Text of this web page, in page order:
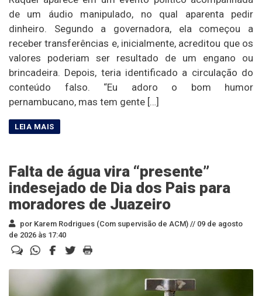
de um áudio manipulado, no qual aparenta pedir
dinheiro. Segundo a governadora, ela começou a
receber transferências e, inicialmente, acreditou que os
valores poderiam ser resultado de um engano ou
brincadeira. Depois, teria identificado a circulação do
conteúdo falso. “Eu adoro o bom humor
pernambucano, mas tem gente […]
Falta de água vira “presente”
indesejado de Dia dos Pais para
moradores de Juazeiro
por Karem Rodrigues (Com supervisão de ACM) // 09 de agosto
de 2026 às 17:40